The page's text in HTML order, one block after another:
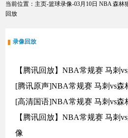
当前位置：主页-篮球录像-03月10日 NBA 森
回放
录像回放
【腾讯回放】NBA常规赛 马刺
[腾讯原声]NBA常规赛 马刺vs森
[高清国语]NBA常规赛 马刺vs森
【腾讯回放】NBA常规赛 马刺
像